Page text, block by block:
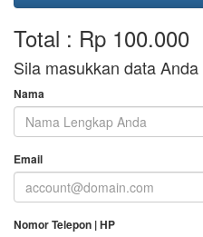
Total : Rp 100.000
Sila masukkan data
Nama
Email
Nomor Telepon | HP